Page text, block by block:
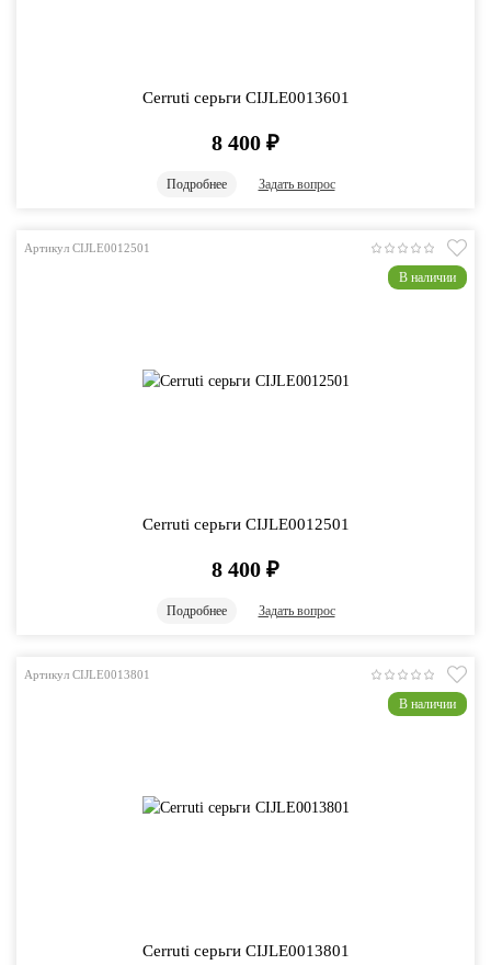
Cerruti серьги CIJLE0013601
8 400 ₽
Подробнее Задать вопрос
Артикул CIJLE0012501
В наличии
Cerruti серьги CIJLE0012501
8 400 ₽
Подробнее Задать вопрос
Артикул CIJLE0013801
В наличии
Cerruti серьги CIJLE0013801